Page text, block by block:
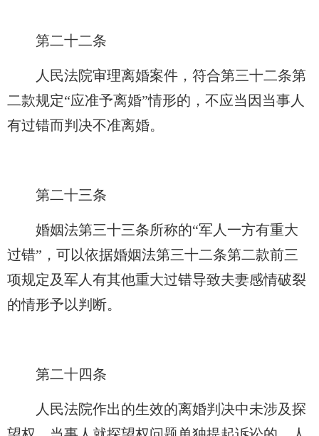
第二十二条
人民法院审理离婚案件，符合第三十二条第
二款规定“应准予离婚”情形的，不应当因当事人
有过错而判决不准离婚。
第二十三条
婚姻法第三十三条所称的“军人一方有重大
过错”，可以依据婚姻法第三十二条第二款前三
项规定及军人有其他重大过错导致夫妻感情破裂
的情形予以判断。
第二十四条
人民法院作出的生效的离婚判决中未涉及探